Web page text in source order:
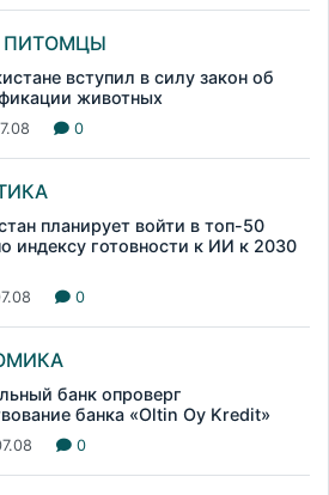
вступил в силу закон об
животных
0
планирует войти в топ-50
индексу готовности к ИИ к 2030
0
банк опроверг
банка «Oltin Oy Kredit»
0